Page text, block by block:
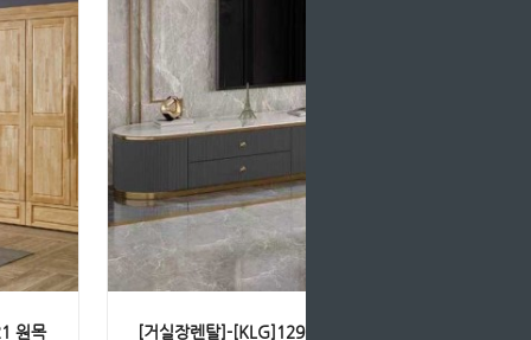
원목
[거실장렌탈]-[KLG]1296-5326 세라믹